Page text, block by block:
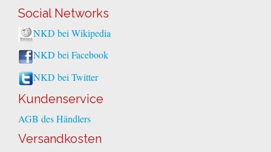
Social Networks
NKD bei Wikipedia
NKD bei Facebook
NKD bei Twitter
Kundenservice
AGB des Händlers
Versandkosten